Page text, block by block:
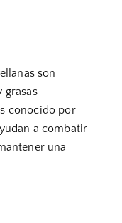
son
grasas
conocido por
a combatir
una